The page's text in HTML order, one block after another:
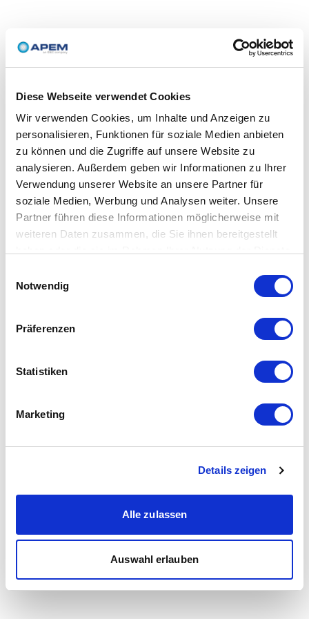
Diese Webseite verwendet Cookies
Wir verwenden Cookies, um Inhalte und Anzeigen zu
personalisieren, Funktionen für soziale Medien anbieten
zu können und die Zugriffe auf unsere Website zu
analysieren. Außerdem geben wir Informationen zu Ihrer
Verwendung unserer Website an unsere Partner für
soziale Medien, Werbung und Analysen weiter. Unsere
Partner führen diese Informationen möglicherweise mit
weiteren Daten zusammen, die Sie ihnen bereitgestellt
Notwendig
Präferenzen
Statistiken
Marketing
Details zeigen
Alle zulassen
Auswahl erlauben